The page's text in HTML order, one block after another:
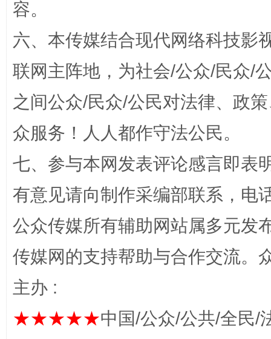
在谋一域中谋全局
今
习近平的博鳌关键词
容。
六、本传媒结合现代网络科技影
联网主阵地，为社会/公众/民众/
之间公众/民众/公民对法律、政
众服务！人人都作守法公民。
七、参与本网发表评论感言即表
有意见请向制作采编部联系，电
公众传媒所有辅助网站属多元发
传媒网的支持帮助与合作交流。
主办 :
★★★★★中国/公众/公共/全民/